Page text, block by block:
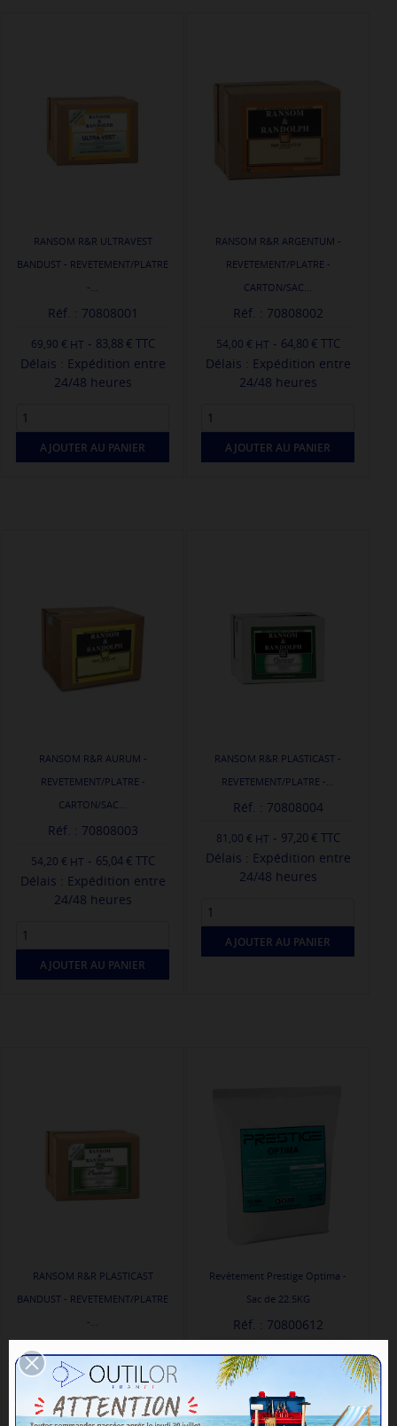
RANSOM R&R ULTRAVEST
BANDUST - REVETEMENT/PLATRE
-...
Réf. : 70808001
69,90 € - 83,88 € TTC
Délais : Expédition entre
24/48 heures
AJOUTER AU PANIER
RANSOM R&R ARGENTUM -
REVETEMENT/PLATRE -
CARTON/SAC...
Réf. : 70808002
54,00 € - 64,80 € TTC
Délais : Expédition entre
24/48 heures
AJOUTER AU PANIER
RANSOM R&R AURUM -
REVETEMENT/PLATRE -
CARTON/SAC...
Réf. : 70808003
54,20 € - 65,04 € TTC
Délais : Expédition entre
24/48 heures
AJOUTER AU PANIER
RANSOM R&R PLASTICAST -
REVETEMENT/PLATRE -...
Réf. : 70808004
81,00 € - 97,20 € TTC
Délais : Expédition entre
24/48 heures
AJOUTER AU PANIER
RANSOM R&R PLASTICAST
BANDUST - REVETEMENT/PLATRE
-...
93,50 € -112,20 € TTC
Délais : Expédition entre
24/48 heures
Revêtement Prestige Optima -
Sac de 22.5KG
Réf. : 70800612
55,00 € -66,00 € TTC
Délais : Expédition entre
24/48 heures